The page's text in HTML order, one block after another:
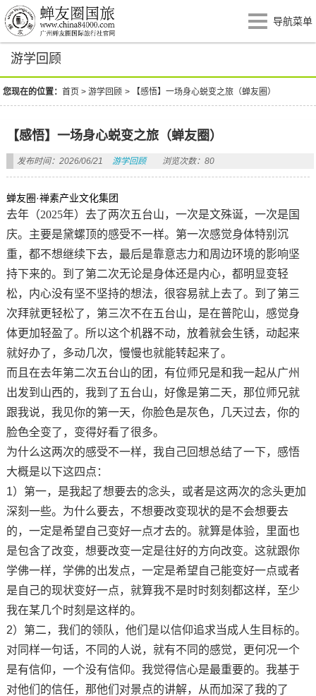
导航菜单
游学回顾
您现在的位置：首页 >游学回顾 > 【感悟】一场身心蜕变之旅（蝉友圈）
【感悟】一场身心蜕变之旅（蝉友圈）
发布时间：2026/06/21 游学回顾 浏览次数：80
​蝉友圈·禅素产业文化集团
去年（2025年）去了两次五台山，一次是文殊诞，一次是国
庆。主要是黛螺顶的感受不一样。第一次感觉身体特别沉
重，都不想继续下去，最后是靠意志力和周边环境的影响坚
持下来的。到了第二次无论是身体还是内心，都明显变轻
松，内心没有坚不坚持的想法，很容易就上去了。到了第三
次拜就更轻松了，第三次不在五台山，是在普陀山，感觉身
体更加轻盈了。所以这个机器不动，放着就会生锈，动起来
就好办了，多动几次，慢慢也就能转起来了。
而且在去年第二次五台山的团，有位师兄是和我一起从广州
出发到山西的，我到了五台山，好像是第二天，那位师兄就
跟我说，我见你的第一天，你脸色是灰色，几天过去，你的
脸色全变了，变得好看了很多。
为什么这两次的感受不一样，我自己回想总结了一下，感悟
大概是以下这四点 ：
1）第一， 是我起了想要去的念头，或者是这两次的念头更加
深刻一些。为什么要去，不想要改变现状的是不会想要去
的，一定是希望自己变好一点才去的。就算是体验，里面也
是包含了改变，想要改变一定是往好的方向改变。这就跟你
学佛一样，学佛的出发点，一定是希望自己能变好一点或者
是自己的现状变好一点，就算我不是时时刻刻都这样，至少
我在某几个时刻是这样的。
2）第二， 我们的领队 ， 他们是以信仰追求当成人生目标的。
对同样一句话，不同的人说，就有不同的感觉，更何况一个
是有信仰，一个没有信仰。 我觉得信心是最重要的。我基于
对他们的信任，那他们对景点的讲解，从而加深了我的了